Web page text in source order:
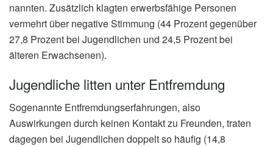
nannten. Zusätzlich klagten erwerbsfähige Personen
vermehrt über negative Stimmung (44 Prozent gegenüber
27,8 Prozent bei Jugendlichen und 24,5 Prozent bei
älteren Erwachsenen).
Jugendliche litten unter Entfremdung
Sogenannte Entfremdungserfahrungen, also
Auswirkungen durch keinen Kontakt zu Freunden, traten
dagegen bei Jugendlichen doppelt so häufig (14,8